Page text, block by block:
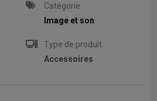
Catégorie
Image et son
Type de produit
Accessoires